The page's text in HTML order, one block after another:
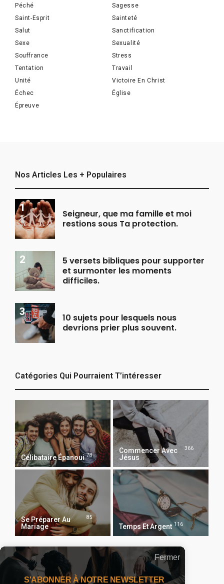
Péché
Sagesse
Saint-Esprit
Sainteté
Salut
Sanctification
Sexe
Sexualité
Souffrance
Stress
Tentation
Travail
Unité
Victoire En Christ
Échec
Église
Épreuve
Nos Articles Les + Populaires
Seigneur, que ma famille et moi
restions sous Ta protection.
5 versets bibliques pour supporter
et surmonter les moments
difficiles.
10 sujets pour lesquels nous
devrions prier plus souvent.
Catégories Qui Pourraient T’intéresser
Célibataire Épanoui 78
Commencer Avec
Jésus
366
Se Préparer Au
Mariage
85
Temps Et Argent 116
Recevoir Notre Newsletter Chaque Matin
Fermer
S'ABONNER À NOTRE NEWSLETTER